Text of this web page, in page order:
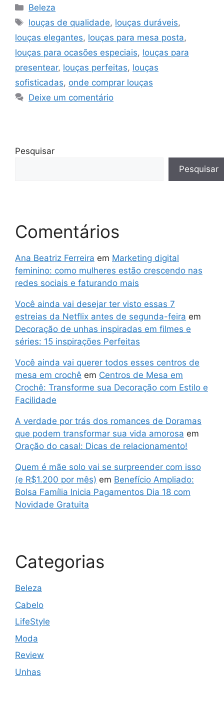
Categorias
Beleza
Tags
louças de qualidade, louças duráveis,
louças elegantes, louças para mesa posta,
louças para ocasões especiais, louças para
presentear, louças perfeitas, louças
sofisticadas, onde comprar louças
Deixe um comentário
Pesquisar
Pesquisar
Comentários
Ana Beatriz Ferreira em Marketing digital
feminino: como mulheres estão crescendo nas
redes sociais e faturando mais
Você ainda vai desejar ter visto essas 7
estreias da Netflix antes de segunda-feira em
Decoração de unhas inspiradas em filmes e
séries: 15 inspirações Perfeitas
Você ainda vai querer todos esses centros de
mesa em crochê em Centros de Mesa em
Crochê: Transforme sua Decoração com Estilo e
Facilidade
A verdade por trás dos romances de Doramas
que podem transformar sua vida amorosa em
Oração do casal: Dicas de relacionamento!
Quem é mãe solo vai se surpreender com isso
(e R$1.200 por mês) em Benefício Ampliado:
Bolsa Família Inicia Pagamentos Dia 18 com
Novidade Gratuita
Categorias
Beleza
Cabelo
LifeStyle
Moda
Review
Unhas